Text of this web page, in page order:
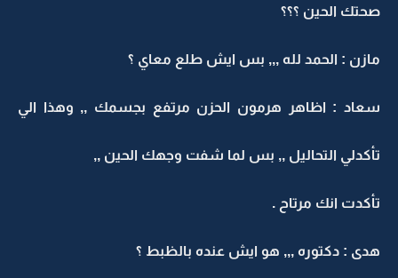
صحتك الحين ؟؟؟
مازن : الحمد لله ,,, بس ايش طلع معاي ؟
سعاد : اظاهر هرمون الحزن مرتفع بجسمك ,, وهذا الي
تأكدلي التحاليل ,, بس لما شفت وجهك الحين ,,
تأكدت انك مرتاح .
هدى : دكتوره ,,, هو ايش عنده بالظبط ؟